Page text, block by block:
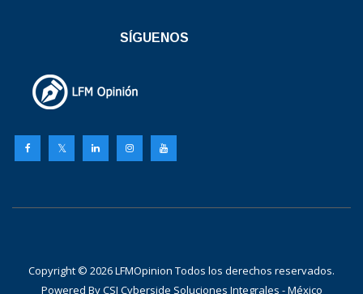
SÍGUENOS
Copyright © 2026 LFMOpinion Todos los derechos reservados.
Powered ByCSI Cyberside Soluciones Integrales - México